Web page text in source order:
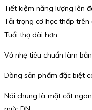
Tiết kiệm năng lượng lên
Tải trọng cơ học thấp
Tuổi thọ dài hơn
Vỏ nhẹ tiêu chuẩn làm
Dòng sản phẩm đặc biệt
Nói chung là mặt cắt